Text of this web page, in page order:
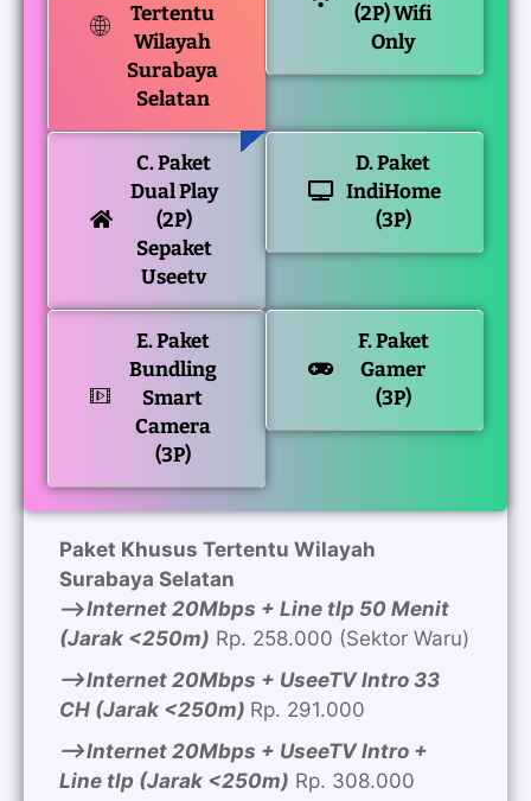
Tertentu
Wilayah
Surabaya
Selatan
(2P) Wifi
Only
C. Paket
Dual Play
(2P)
Sepaket
Useetv
D. Paket
IndiHome
(3P)
E. Paket
Bundling
Smart
Camera
(3P)
F. Paket
Gamer
(3P)
Paket Khusus Tertentu Wilayah
Surabaya Selatan
—>Internet 20Mbps + Line tlp 50 Menit
(Jarak <250m) Rp. 258.000 (Sektor Waru)
—>Internet 20Mbps + UseeTV Intro 33
CH (Jarak <250m) Rp. 291.000
—>Internet 20Mbps + UseeTV Intro +
Line tlp (Jarak <250m) Rp. 308.000